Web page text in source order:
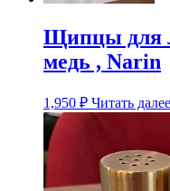
Щипцы для
медь , Narin
1,950 ₽ Читать далее